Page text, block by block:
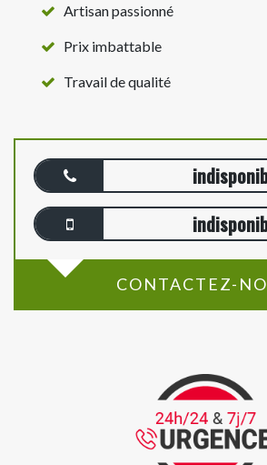
Artisan passionné
Prix imbattable
Travail de qualité
CONTACTEZ-